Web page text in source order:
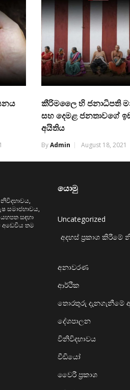
කීරිමලෛ හි ජනාධිපති
සහ දෙමළ ජනතාවගේ
අයිතිය
ByAdmin August 18, 2021
සමාජභාවය,
සඳහා
අඩෙවිය තම
යොමු
Uncategorized
අදහස් ප්‍රකාශ කිරීමේ
අනාවරණ
ආර්ථික
තොරතුරු දැනගැනීමේ
දේශපාලන
විනිවිදභාවය
වීඩියෝ
වෛරී ප්‍රකාශ